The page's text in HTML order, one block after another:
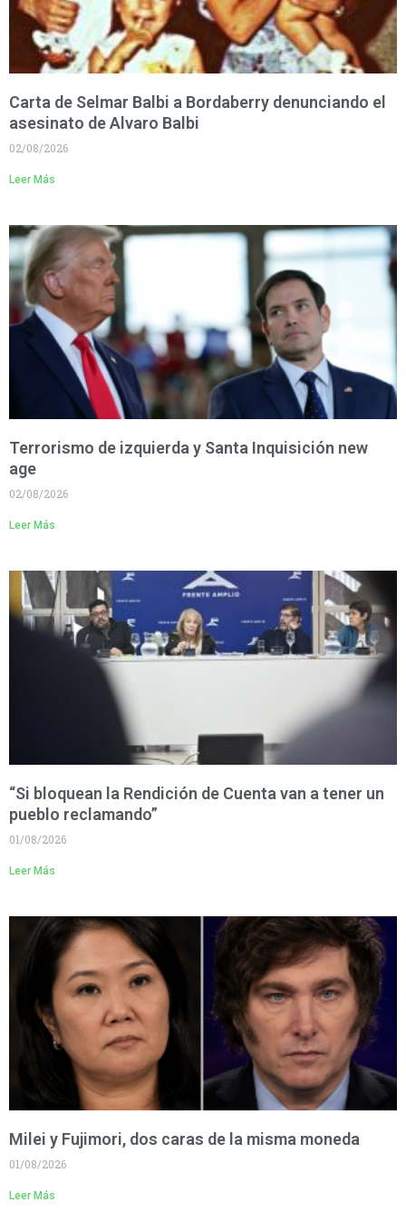
Carta de Selmar Balbi a Bordaberry denunciando el
asesinato de Alvaro Balbi
02/08/2026
Leer Más
Terrorismo de izquierda y Santa Inquisición new
age
02/08/2026
Leer Más
“Si bloquean la Rendición de Cuenta van a tener un
pueblo reclamando”
01/08/2026
Leer Más
Milei y Fujimori, dos caras de la misma moneda
01/08/2026
Leer Más